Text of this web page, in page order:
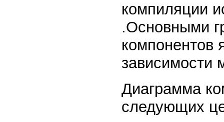
компиляции
.Основными
компонентов
зависимости
Диаграмма
следующих